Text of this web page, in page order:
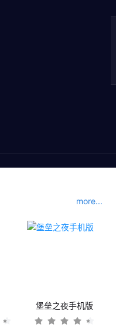
more...
堡垒之夜手机版